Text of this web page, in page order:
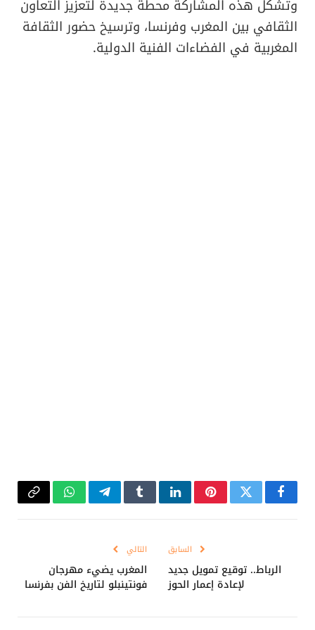
وتشكل هذه المشاركة محطة جديدة لتعزيز التعاون
الثقافي بين المغرب وفرنسا، وترسيخ حضور الثقافة
المغربية في الفضاءات الفنية الدولية.
فيسبوكتويتر بينتيريستلينكدإنTumblrتيلقرامواتسابCopy
السابق
الرباط.. توقيع تمويل جديد
لإعادة إعمار الحوز
التالي
المغرب يضيء مهرجان
فونتينبلو لتاريخ الفن بفرنسا